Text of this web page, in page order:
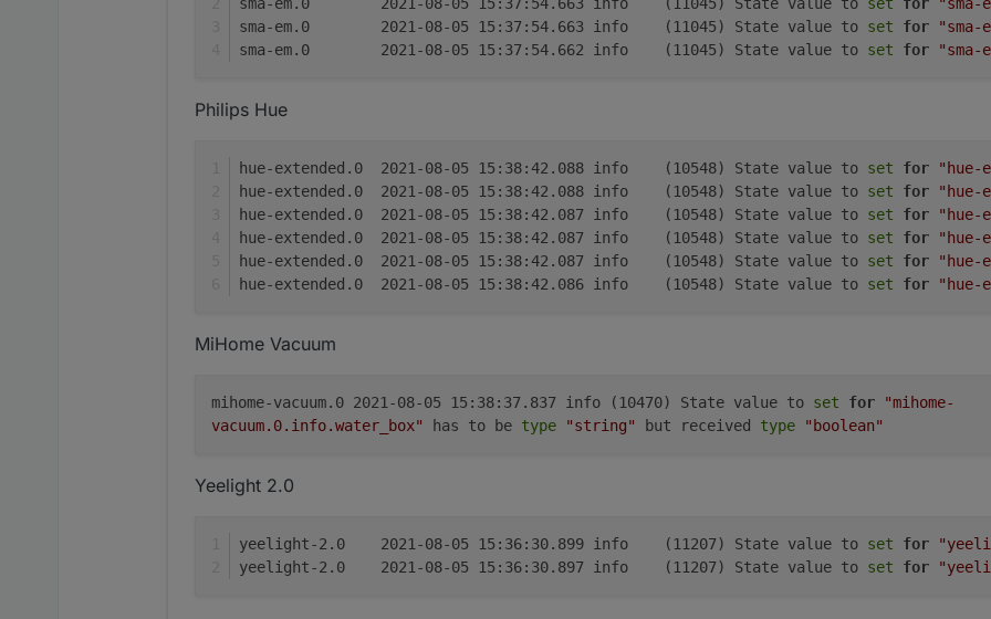
sma-em.0	2021-08-05 15:37:54.663	info	(11045) State value to set for "sma-
sma-em.0	2021-08-05 15:37:54.663	info	(11045) State value to set for "sma-
sma-em.0	2021-08-05 15:37:54.662	info	(11045) State value to set for "sma-
Philips Hue
hue-extended.0	2021-08-05 15:38:42.088	info	(10548) State value to set for
hue-extended.0	2021-08-05 15:38:42.088	info	(10548) State value to set for
hue-extended.0	2021-08-05 15:38:42.087	info	(10548) State value to set for
hue-extended.0	2021-08-05 15:38:42.087	info	(10548) State value to set for
"hue-
hue-extended.0	2021-08-05 15:38:42.087	info	(10548) State value to set for
"hue-
hue-extended.0	2021-08-05 15:38:42.086	info	(10548) State value to set for "hue-
MiHome Vacuum
mihome-vacuum.0 2021-08-05 15:38:37.837 info (10470) State value to set for
"mihome-
vacuum.0.info.water_box"
has to be type "string" but received type "boolean"
Yeelight 2.0
yeelight-2.0	2021-08-05 15:36:30.899	info	(11207) State value to set for
yeelight-2.0	2021-08-05 15:36:30.897	info	(11207) State value to set for